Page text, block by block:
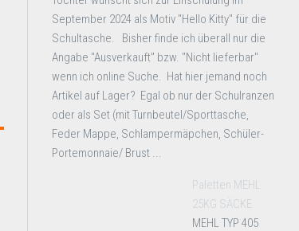
September 2024 als Motiv "Hello Kitty" für die
Schultasche. Bisher finde ich überall nur die
Angabe "Ausverkauft" bzw. "Nicht lieferbar"
wenn ich online Suche. Hat hier jemand noch
Artikel auf Lager? Egal ob nur der Schulranzen
oder als Set (mit Turnbeutel/Sporttasche,
Feder Mappe, Schlampermäpchen, Schüler-
Portemonnaie/ Brust ...
Paletten MEHL
25KG SÄCKE
MEHL TYP 405